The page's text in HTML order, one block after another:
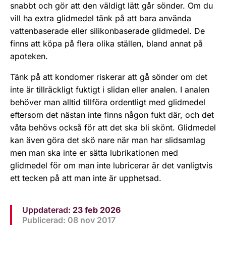
snabbt och gör att den väldigt lätt går sönder. Om du
vill ha extra glidmedel tänk på att bara använda
vattenbaserade eller silikonbaserade glidmedel. De
finns att köpa på flera olika ställen, bland annat på
apoteken.
Tänk på att kon­domer riskerar att gå sönder om det
inte är tillräckligt fuktigt i slidan eller analen. I analen
behöver man alltid tillföra ordentligt med glidmedel
eftersom det nästan inte finns någon fukt där, och det
våta behövs också för att det ska bli skönt. Glidmedel
kan även göra det skö­ nare när man har slidsamlag
men man ska inte er­ sätta lubrikationen med
glidmedel för om man inte lubricerar är det vanligtvis
ett tecken på att man inte är upphetsad.
Uppdaterad: 23 feb 2026
Publicerad: 08 nov 2017